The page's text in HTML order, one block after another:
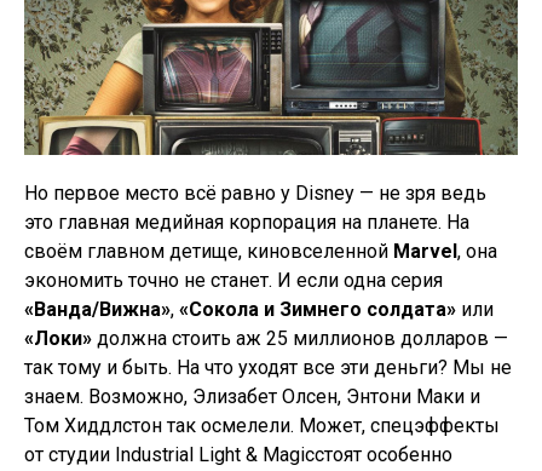
Но первое место всё равно у Disney — не зря ведь
это главная медийная корпорация на планете. На
своём главном детище, киновселенной Marvel , она
экономить точно не станет. И если одна серия
«Ванда/Вижна», «Сокола и Зимнего солдата» или
«Локи» должна стоить аж 25 миллионов долларов —
так тому и быть. На что уходят все эти деньги? Мы не
знаем. Возможно, Элизабет Олсен, Энтони Маки и
Том Хиддлстон так осмелели. Может, спецэффекты
от студии Industrial Light & Magicстоят особенно